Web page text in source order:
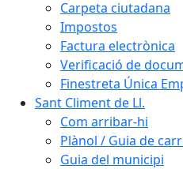
Carpeta ciutadana
Impostos
Factura electrònica
Verificació de
Finestreta Única
Sant Climent de Ll.
Com arribar-hi
Plànol / Guia de
Guia del municipi